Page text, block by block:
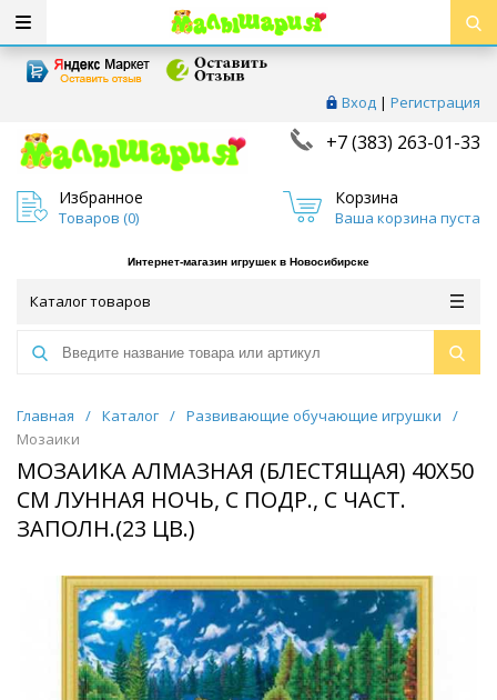
Вход | Регистрация
+7 (383) 263-01-33
Избранное
Товаров (0)
Корзина
Ваша корзина пуста
Интернет-магазин игрушек в Новосибирске
Каталог товаров
Главная / Каталог / Развивающие обучающие игрушки
/
Мозаики
МОЗАИКА АЛМАЗНАЯ (БЛЕСТЯЩАЯ) 40Х50
СМ ЛУННАЯ НОЧЬ, С ПОДР., С ЧАСТ.
ЗАПОЛН.(23 ЦВ.)